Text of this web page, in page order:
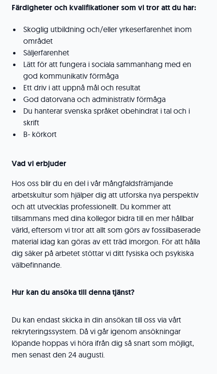
Färdigheter och kvalifikationer som vi tror att du har:
Skoglig utbildning och/eller yrkeserfarenhet inom
området
Säljerfarenhet
Lätt för att fungera i sociala sammanhang med en
god kommunikativ förmåga
Ett driv i att uppnå mål och resultat
God datorvana och administrativ förmåga
Du hanterar svenska språket obehindrat i tal och i
skrift
B- körkort
Vad vi erbjuder
Hos oss blir du en del i vår mångfaldsfrämjande
arbetskultur som hjälper dig att utforska nya perspektiv
och att utvecklas professionellt. Du kommer att
tillsammans med dina kollegor bidra till en mer hållbar
värld, eftersom vi tror att allt som görs av fossilbaserade
material idag kan göras av ett träd imorgon. För att hålla
dig säker på arbetet stöttar vi ditt fysiska och psykiska
välbefinnande.
Hur kan du ansöka till denna tjänst?
Du kan endast skicka in din ansökan till oss via vårt
rekryteringssystem. Då vi går igenom ansökningar
löpande hoppas vi höra ifrån dig så snart som möjligt,
men senast den 24 augusti.